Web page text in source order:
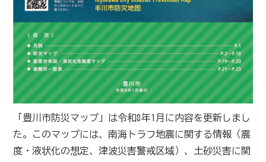
「豊川市防災マップ」は令和8年1月に内容を更新しまし
た。このマップには、南海トラフ地震に関する情報（震
度・液状化の想定、津波災害警戒区域）、土砂災害に関